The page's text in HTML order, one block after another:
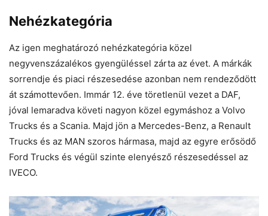
Nehézkategória
Az igen meghatározó nehézkategória közel
negyvenszázalékos gyengüléssel zárta az évet. A márkák
sorrendje és piaci részesedése azonban nem rendeződött
át számottevően. Immár 12. éve töretlenül vezet a DAF,
jóval lemaradva követi nagyon közel egymáshoz a Volvo
Trucks és a Scania. Majd jön a Mercedes-Benz, a Renault
Trucks és az MAN szoros hármasa, majd az egyre erősödő
Ford Trucks és végül szinte elenyésző részesedéssel az
IVECO.